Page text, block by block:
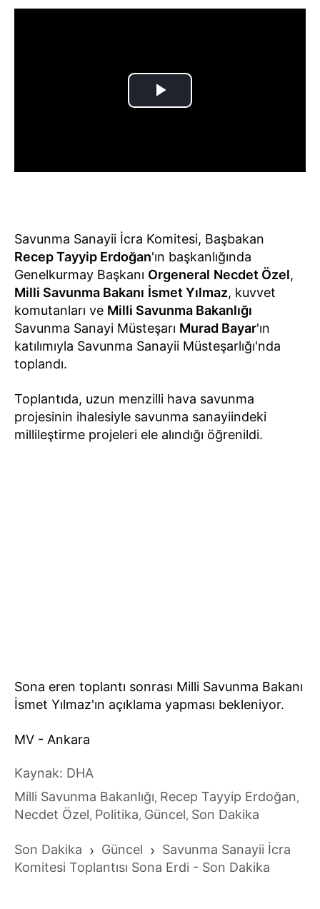
Savunma Sanayii İcra Komitesi, Başbakan
Recep Tayyip Erdoğan'ın başkanlığında
Genelkurmay Başkanı Orgeneral Necdet Özel,
Milli Savunma Bakanı İsmet Yılmaz, kuvvet
komutanları ve Milli Savunma Bakanlığı
Savunma Sanayi Müsteşarı Murad Bayar'ın
katılımıyla Savunma Sanayii Müsteşarlığı'nda
toplandı.
Toplantıda, uzun menzilli hava savunma
projesinin ihalesiyle savunma sanayiindeki
millileştirme projeleri ele alındığı öğrenildi.
Sona eren toplantı sonrası Milli Savunma Bakanı
İsmet Yılmaz'ın açıklama yapması bekleniyor.
MV - Ankara
Kaynak: DHA
Milli Savunma Bakanlığı, Recep Tayyip Erdoğan,
Necdet Özel, Politika, Güncel, Son Dakika
Son Dakika › Güncel › Savunma Sanayii İcra
Komitesi Toplantısı Sona Erdi - Son Dakika